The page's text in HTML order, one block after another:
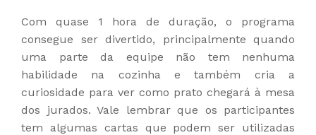
Com quase 1 hora de duração, o programa
consegue ser divertido, principalmente quando
uma parte da equipe não tem nenhuma
habilidade na cozinha e também cria a
curiosidade para ver como prato chegará à mesa
dos jurados. Vale lembrar que os participantes
tem algumas cartas que podem ser utilizadas